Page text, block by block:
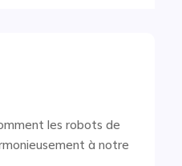
les robots de
à notre